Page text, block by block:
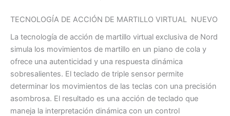
TECNOLOGÍA DE ACCIÓN DE MARTILLO VIRTUAL NUEVO
La tecnología de acción de martillo virtual exclusiva de Nord
simula los movimientos de martillo en un piano de cola y
ofrece una autenticidad y una respuesta dinámica
sobresalientes. El teclado de triple sensor permite
determinar los movimientos de las teclas con una precisión
asombrosa. El resultado es una acción de teclado que
maneja la interpretación dinámica con un control